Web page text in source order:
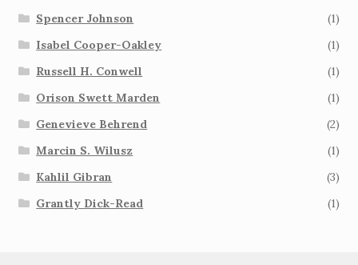
Spencer Johnson
(1)
Isabel Cooper-Oakley
(1)
Russell H. Conwell
(1)
Orison Swett Marden
(1)
Genevieve Behrend
(2)
Marcin S. Wilusz
(1)
Kahlil Gibran
(3)
Grantly Dick-Read
(1)